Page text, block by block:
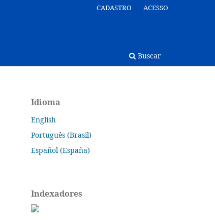
Buscar
CADASTRO ACESSO
Idioma
English
Português (Brasil)
Español (España)
Indexadores